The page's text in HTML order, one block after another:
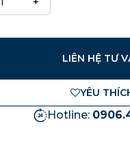
LIÊN HỆ TƯ
YÊU
Hotline: